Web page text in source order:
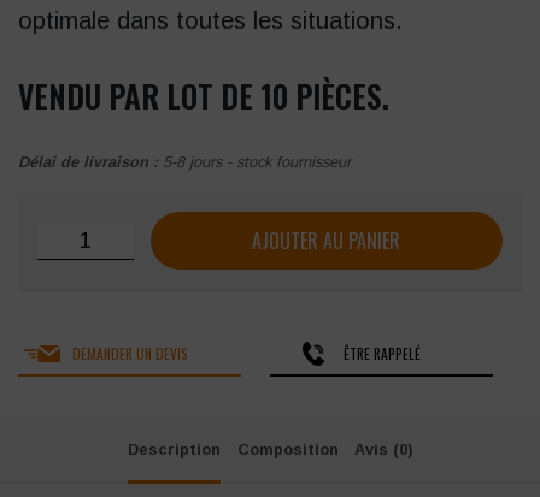
optimale dans toutes les situations.
VENDU PAR LOT DE 10 PIÈCES.
Délai de livraison : 5-8 jours - stock fournisseur
quantité de Casque écran JSP EVO® VISTAshield®
AJOUTER AU PANIER
DEMANDER UN DEVIS ÊTRE RAPPELÉ
Description Composition Avis (0)